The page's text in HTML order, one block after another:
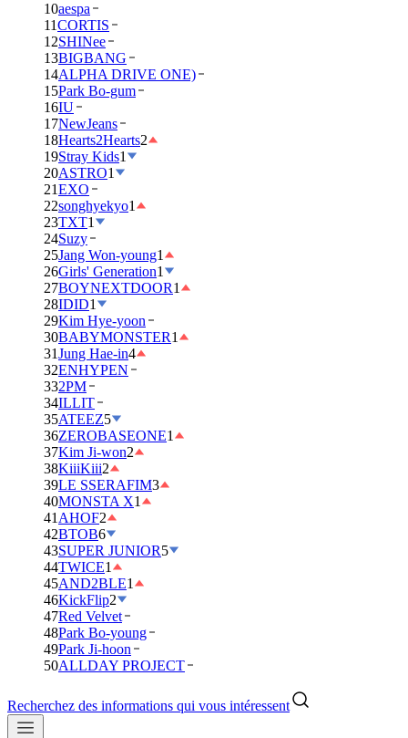
10aespa
11CORTIS
12SHINee
13BIGBANG
14ALPHA DRIVE ONE)
15Park Bo-gum
16IU
17NewJeans
18Hearts2Hearts2
19Stray Kids1
20ASTRO1
21EXO
22songhyekyo1
23TXT1
24Suzy
25Jang Won-young1
26Girls' Generation1
27BOYNEXTDOOR1
28IDID1
29Kim Hye-yoon
30BABYMONSTER1
31Jung Hae-in4
32ENHYPEN
332PM
34ILLIT
35ATEEZ5
36ZEROBASEONE1
37Kim Ji-won2
38KiiiKiii2
39LE SSERAFIM3
40MONSTA X1
41 AHOF2
42BTOB6
43SUPER JUNIOR5
44TWICE1
45AND2BLE1
46KickFlip2
47Red Velvet
48Park Bo-young
49Park Ji-hoon
50ALLDAY PROJECT
Recherchez des informations qui vous intéressent